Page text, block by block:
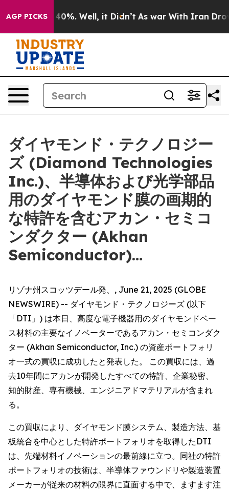
AGP PICKS
Around 40%. Well, it Didn’t As war With Iran Drove
ダイヤモンド・テクノロジー
ズ (Diamond Technologies
Inc.)、半導体および光学部品
用のダイヤモンド膜の画期的
な特許を含むアカン・セミコ
ンダクター (Akhan
Semiconductor)…
リゾナ州スコッツデール発、, June 21, 2025 (GLOBE
NEWSWIRE) -- ダイヤモンド・テクノロジーズ (以下
「DTI」) は本日、高度な電子機器用のダイヤモンドベー
ス材料の主要なイノベーターであるアカン・セミコンダク
ター (Akhan Semiconductor, Inc.) の資産ポートフォリ
オ一式の買収に成功したと発表した。 この買収には、過
去10年間にアカンが開発したすべての特許、企業秘密、
知的財産、専有機械、エンジニアドマテリアルが含まれ
る。
この買収により、ダイヤモンド膜システム、製造方法、基
板統合を中心とした特許ポートフォリオを取得したDTI
は、先端材料イノベーションの最前線に立つ。同社の特許
ポートフォリオの技術は、半導体ファウンドリや製造装置
メーカーが従来の材料の限界に直面する中で、ますます注